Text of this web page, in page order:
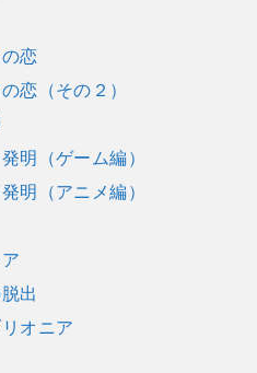
恋
恋（その２）
明（ゲーム編）
明（アニメ編）
出
オニア